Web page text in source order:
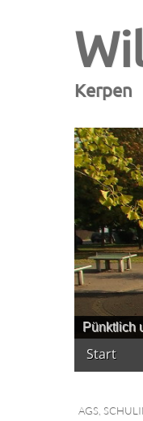
Kerpen
Pünktlich
Main
menu
Skip
to
Start
AGS